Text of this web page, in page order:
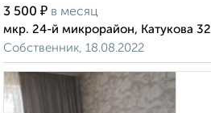
3 500 ₽ в месяц
мкр. 24-й микрорайон, Катукова 32
Собственник, 18.08.2022